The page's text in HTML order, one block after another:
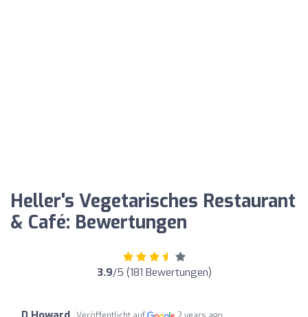
Heller's Vegetarisches Restaurant
& Café: Bewertungen
3.9/5 (181 Bewertungen)